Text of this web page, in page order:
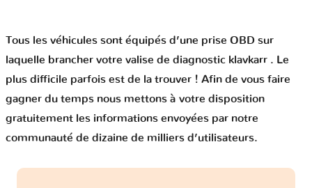
Tous les véhicules sont équipés d’une prise OBD sur
laquelle brancher votre valise de diagnostic klavkarr . Le
plus difficile parfois est de la trouver ! Afin de vous faire
gagner du temps nous mettons à votre disposition
gratuitement les informations envoyées par notre
communauté de dizaine de milliers d’utilisateurs.